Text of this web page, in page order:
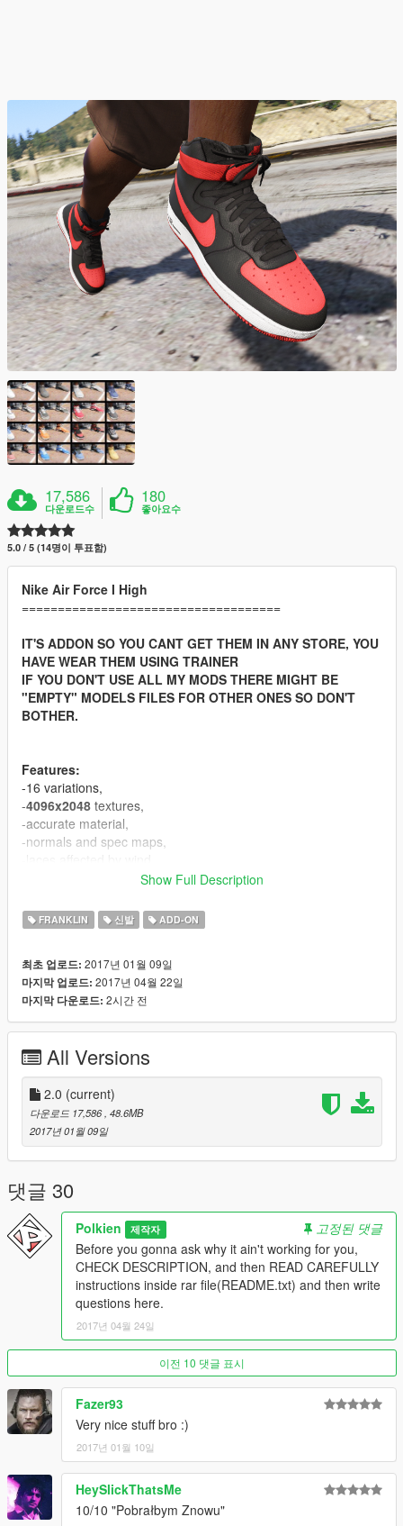
17,586
다운로드수
180
좋아요수
5.0 / 5 (14명이 투표함)
Nike Air Force I High
====================================
IT'S ADDON SO YOU CANT GET THEM IN ANY STORE, YOU
HAVE WEAR THEM USING TRAINER
IF YOU DON'T USE ALL MY MODS THERE MIGHT BE
"EMPTY" MODELS FILES FOR OTHER ONES SO DON'T
BOTHER.
Features:
-16 variations,
-4096x2048 textures,
-accurate material,
-normals and spec maps,
CHANGELOG:
vertex colors.
Known bugs:
-equal vertices count comparing to original mesh, it's GIMS
CREDITS
====================================
-3Doomer - GIMS EVO for GTA V,
-NBA2k17 - base model and textures.
====================================
Show Full Description
FRANKLIN 신발 ADD-ON
최초 업로드: 2017년 01월 09일
마지막 업로드: 2017년 04월 22일
마지막 다운로드: 2시간 전
All Versions
2.0 (current)
다운로드 17,586, 48.6MB
2017년 01월 09일
댓글 30
Polkien 제작자
고정된 댓글
Before you gonna ask why it ain't working for you,
CHECK DESCRIPTION, and then READ CAREFULLY
instructions inside rar file(README.txt) and then write
questions here.
2017년 04월 24일
이전 10 댓글 표시
Fazer93
Very nice stuff bro :)
2017년 01월 10일
HeySlickThatsMe
10/10 "Pobrałbym Znowu"